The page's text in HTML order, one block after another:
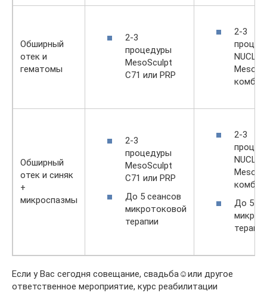
Обширный
отек и
гематомы
2-3
процедуры
MesoSculpt
C71 или PRP
2-3
Обширный
отек и синяк
+
микроспазмы
2-3
процедуры
MesoSculpt
C71 или PRP
До 5 сеансов
микротоковой
терапии
2-3
До 5
терапии
Если у Вас сегодня совещание, свадьба☺️или другое
ответственное мероприятие, курс реабилитации